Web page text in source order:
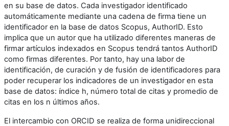
en su base de datos. Cada investigador identificado
automáticamente mediante una cadena de firma tiene un
identificador en la base de datos Scopus, AuthorID. Esto
implica que un autor que ha utilizado diferentes maneras de
firmar artículos indexados en Scopus tendrá tantos AuthorID
como firmas diferentes. Por tanto, hay una labor de
identificación, de curación y de fusión de identificadores para
poder recuperar los indicadores de un investigador en esta
base de datos: índice h, número total de citas y promedio de
citas en los n últimos años.
El intercambio con ORCID se realiza de forma unidireccional